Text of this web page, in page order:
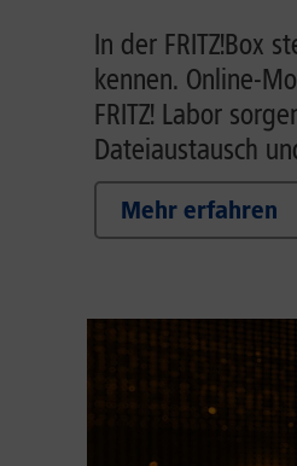
In der FRITZ!Box
kennen. Online-
FRITZ! Labor
Dateiaustausch
Mehr erfahren